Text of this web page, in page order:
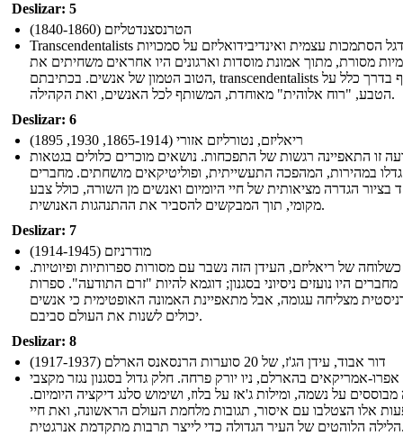
Deslizar: 5
הטרנסצנדטליזם (1840-1860)
Transcendentalists דגל הסתמכות עצמית ואינדיבידואליזם על סמכויות
מסורת, מתוך אמונת מוסדות וארגונים היו אחראים משחיתים את
הטוב הטמון של אנשים. בכתיבתם, transcendentalists משתקף בדרך כלל על
הטבע, "רוח אלוהית" מאוחדת, המשותף לכל האנשים, ואת הקהילה.
Deslizar: 6
ריאליזם, נטורליזם אזורי (1865-1914, 1930, 1895)
זו התאפיינה רגשות של התפכחות. נושאים מוכרים כלולים בגטאות
במהירות, המהפכה התעשייתית, ופוליטיקאים מושחתים. מחברים
בציור הגדרה מציאותית של חיי היומיום ואנשים מן השורה, כולל צבע
מקומי, תוך המבקשים להסביר את ההתנהגות האנושית.
Deslizar: 7
מודרניזם (1914-1945)
של ריאליזם, העידן הזה נשבר עם מסורות ספרותיות ופיוטיות.
מחברים היו נועזים ניסיוני בסגנון; דוגמא להיות "זרם התודעה". ספרות
מצליחה עגומה, אבל מתאפיינת האמונה האופטימית כי אנשים
יכולים לשנות את העולם סביבם.
Deslizar: 8
דור אבוד, עידן הג'ז, של 20 סוערות הרנסאנס הארלם (1917-1937)
אמריקאים בהארלם, ניו יורק פרחה. חלק גדול בסגנון נגזר מקצבי
על נשמה, ומילות ג'אז על בלוז, ושימוש סלנג דיקציה היומיום.
אלו הצטלבו עם איסור, תגובות מלחמת העולם הראשונה, ואת חיי
מתקדמת אנרגטית.